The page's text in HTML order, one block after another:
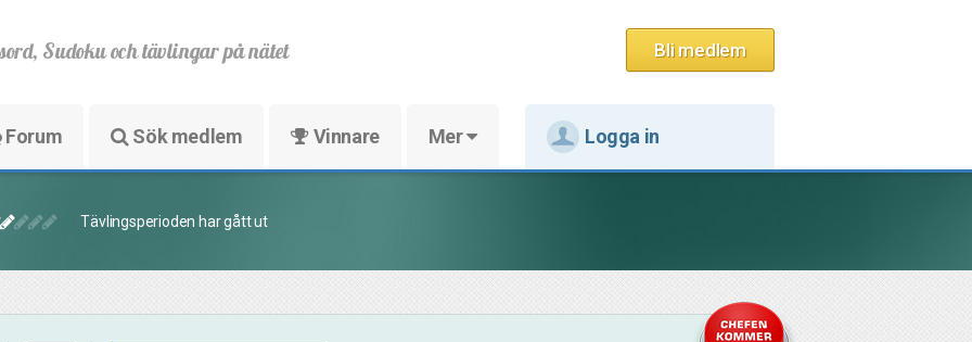
Bli medlem
Sudoku och tävlingar på nätet
Forum Sök medlem Vinnare Mer Logga in
Tävlingsperioden har gått ut